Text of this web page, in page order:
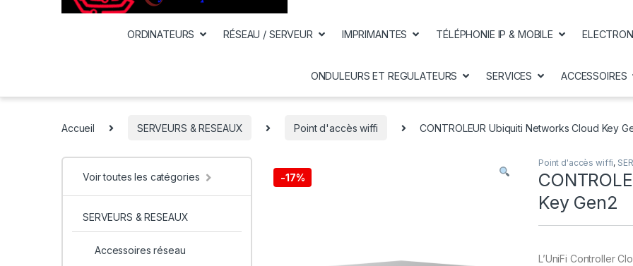
ORDINATEURS RÉSEAU / SERVEUR IMPRIMANTES TÉLÉPHONIE IP & MOBILE
ONDULEURS ET REGULATEURS SERVICES ACCESSOIRES
Accueil SERVEURS & RESEAUX Point d'accès wiffi CONTROLEUR Ubiquiti Networks Cloud Key
-17%
Point d'accès wiffi,
Key Gen2
L’UniFi Controller
Voir toutes les catégories
SERVEURS & RESEAUX
Accessoires réseau